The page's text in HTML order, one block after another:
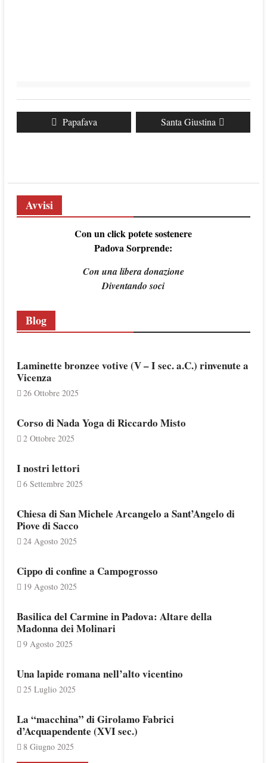
Navigazione
articoli
Previous
post:
Papafava
Next
post:
Santa Giustina
Avvisi
Con un click potete sostenere
Padova Sorprende:
Con una libera donazione
Diventando soci
Blog
Laminette bronzee votive (V – I sec. a.C.) rinvenute a
Vicenza
26 Ottobre 2025
Corso di Nada Yoga di Riccardo Misto
2 Ottobre 2025
I nostri lettori
6 Settembre 2025
Chiesa di San Michele Arcangelo a Sant’Angelo di
Piove di Sacco
24 Agosto 2025
Cippo di confine a Campogrosso
19 Agosto 2025
Basilica del Carmine in Padova: Altare della
Madonna dei Molinari
9 Agosto 2025
Una lapide romana nell’alto vicentino
25 Luglio 2025
La “macchina” di Girolamo Fabrici
d’Acquapendente (XVI sec.)
8 Giugno 2025